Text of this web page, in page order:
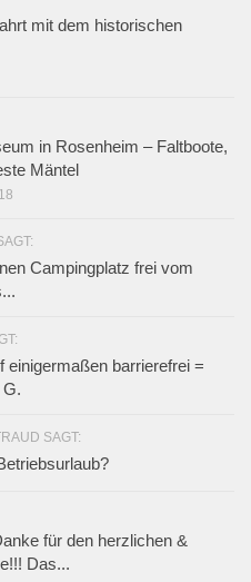
mit dem historischen
in Rosenheim – Faltboote,
Mäntel
Campingplatz frei vom
einigermaßen barrierefrei =
SAGT:
für den herzlichen &
Das...